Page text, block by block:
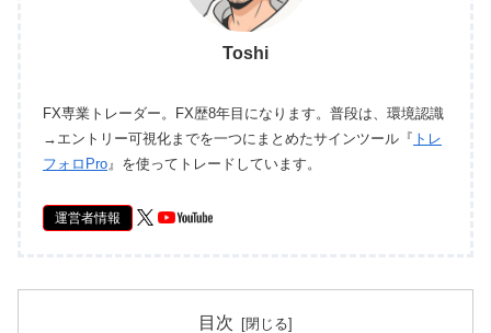
Toshi
FX専業トレーダー。FX歴8年目になります。普段は、環境認識
→エントリー可視化までを一つにまとめたサインツール『 トレ
フォロPro 』を使ってトレードしています。
運営者情報
目次